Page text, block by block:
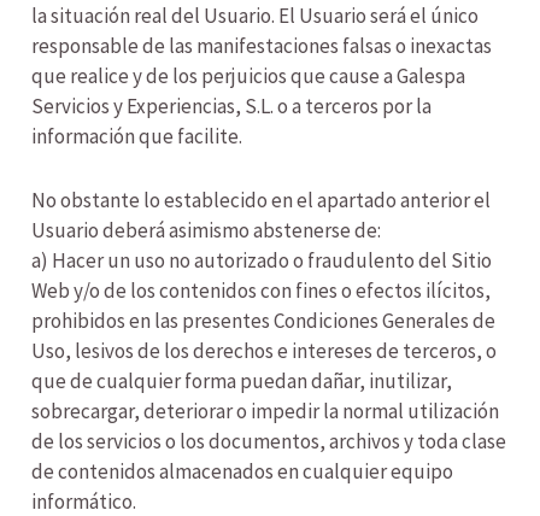
la situación real del Usuario. El Usuario será el único
responsable de las manifestaciones falsas o inexactas
que realice y de los perjuicios que cause a Galespa
Servicios y Experiencias, S.L. o a terceros por la
información que facilite.
No obstante lo establecido en el apartado anterior el
Usuario deberá asimismo abstenerse de:
a) Hacer un uso no autorizado o fraudulento del Sitio
Web y/o de los contenidos con fines o efectos ilícitos,
prohibidos en las presentes Condiciones Generales de
Uso, lesivos de los derechos e intereses de terceros, o
que de cualquier forma puedan dañar, inutilizar,
sobrecargar, deteriorar o impedir la normal utilización
de los servicios o los documentos, archivos y toda clase
de contenidos almacenados en cualquier equipo
informático.